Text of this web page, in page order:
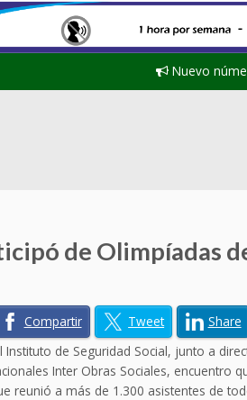
Nuevo
de Olimpíadas
Compartir Tweet
Share
de Seguridad Social, junto a
Inter Obras Sociales, encuentro
reunió a más de 1.300 asistentes de